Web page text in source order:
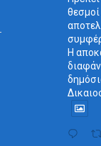
θεσμοί
Η